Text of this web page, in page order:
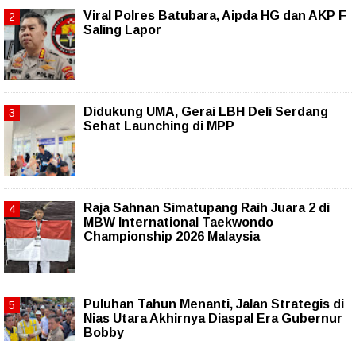
Viral Polres Batubara, Aipda HG dan AKP F
Saling Lapor
Didukung UMA, Gerai LBH Deli Serdang
Sehat Launching di MPP
Raja Sahnan Simatupang Raih Juara 2 di
MBW International Taekwondo
Championship 2026 Malaysia
Puluhan Tahun Menanti, Jalan Strategis di
Nias Utara Akhirnya Diaspal Era Gubernur
Bobby